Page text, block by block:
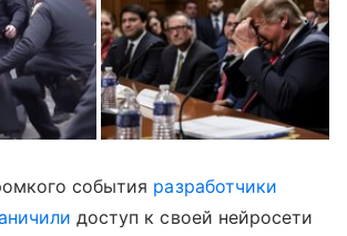
события разработчики
доступ к своей нейросети